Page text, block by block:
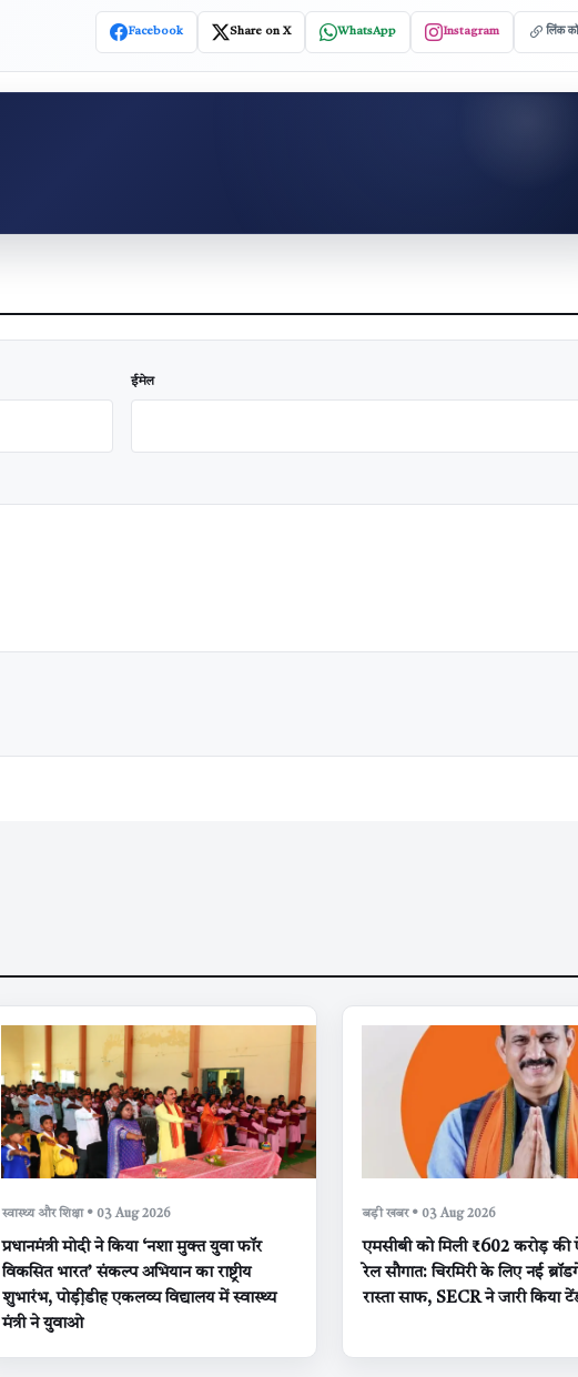
Facebook Share on X WhatsApp Instagram लिंक
ईमेल
स्वास्थ्य और शिक्षा • 03 Aug 2026
प्रधानमंत्री मोदी ने किया ‘नशा मुक्त युवा फॉर
विकसित भारत’ संकल्प अभियान का राष्ट्रीय
शुभारंभ, पोड़ी़डीह एकलव्य विद्यालय में स्वास्थ्य
मंत्री ने युवाओ
बड़ी खबर • 03 Aug 2026
एमसीबी को मिली ₹602 करोड़ की
रेल सौगात: चिरमिरी के लिए नई
रास्ता साफ, SECR ने जारी किया